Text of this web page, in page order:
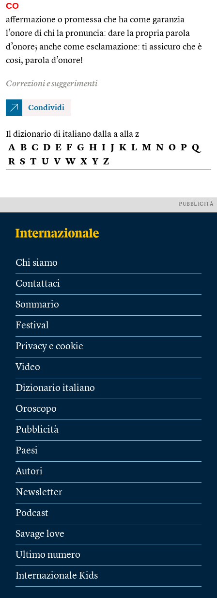
CO
affermazione o promessa che ha come garanzia
l’onore di chi la pronuncia: dare la propria parola
d’onore; anche come esclamazione: ti assicuro che è
così, parola d’onore!
Correzioni e suggerimenti
Condividi
Il dizionario di italiano dalla a alla z
A B C D E F G H I J K L M N O P Q
R S T U V W X Y Z
PUBBLICITÀ
Chi siamo
Contattaci
Sommario
Festival
Privacy e cookie
Video
Dizionario italiano
Oroscopo
Pubblicità
Paesi
Autori
Newsletter
Podcast
Savage love
Ultimo numero
Internazionale Kids